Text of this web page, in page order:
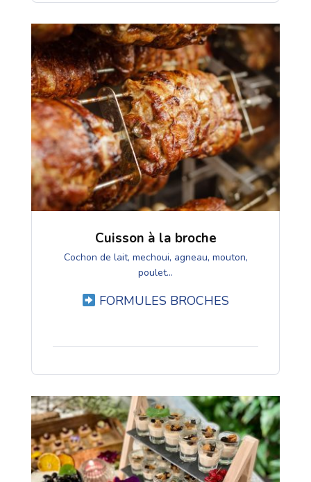
Cuisson à la broche
Cochon de lait, mechoui, agneau, mouton,
poulet...
FORMULES BROCHES